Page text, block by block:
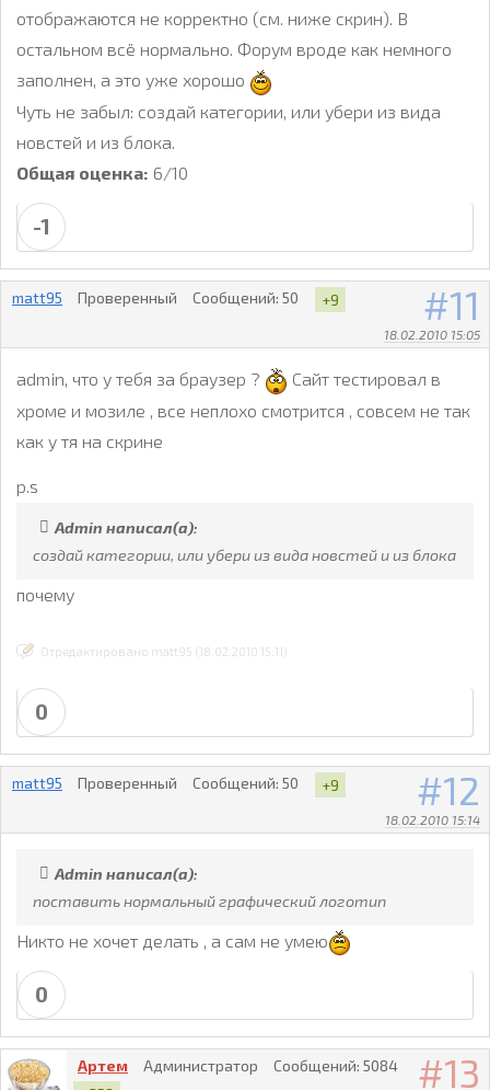
отображаются не корректно (см. ниже скрин). В
остальном всё нормально. Форум вроде как немного
заполнен, а это уже хорошо
Чуть не забыл: создай категории, или убери из вида
новстей и из блока.
Общая оценка: 6/10
-1
11
18.02.2010 15:05
matt95 Проверенный Сообщений: 50 +9
admin, что у тебя за браузер ?
Сайт тестировал в
хроме и мозиле , все неплохо смотрится , совсем не так
как у тя на скрине
p.s
Admin написал(а):
создай категории, или убери из вида новстей и из блока
почему
Отредактировано matt95 (18.02.2010 15:11)
0
12
18.02.2010 15:14
matt95 Проверенный Сообщений: 50 +9
Admin написал(а):
поставить нормальный графический логотип
Никто не хочет делать , а сам не умею
0
13
Артем Администратор Сообщений: 5084